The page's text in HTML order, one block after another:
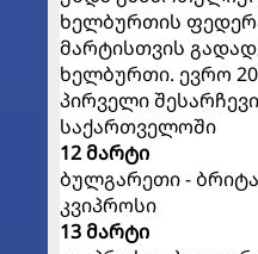
ხელბურთის
მარტისთვის
ხელბურთი. ევრო
პირველი
საქართველოში
12 მარტი
ბულგარეთი -
კვიპროსი
13 მარტი